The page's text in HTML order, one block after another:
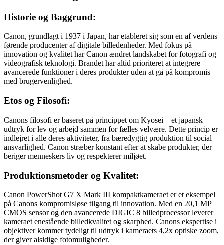
Historie og Baggrund:
Canon, grundlagt i 1937 i Japan, har etableret sig som en af verdens
førende producenter af digitale billedenheder. Med fokus på
innovation og kvalitet har Canon ændret landskabet for fotografi og
videografisk teknologi. Brandet har altid prioriteret at integrere
avancerede funktioner i deres produkter uden at gå på kompromis
med brugervenlighed.
Etos og Filosofi:
Canons filosofi er baseret på princippet om Kyosei – et japansk
udtryk for lev og arbejd sammen for fælles velvære. Dette princip er
indlejret i alle deres aktiviteter, fra bæredygtig produktion til social
ansvarlighed. Canon stræber konstant efter at skabe produkter, der
beriger menneskers liv og respekterer miljøet.
Produktionsmetoder og Kvalitet:
Canon PowerShot G7 X Mark III kompaktkameraet er et eksempel
på Canons kompromisløse tilgang til innovation. Med en 20,1 MP
CMOS sensor og den avancerede DIGIC 8 billedprocessor leverer
kameraet enestående billedkvalitet og skarphed. Canons ekspertise i
objektiver kommer tydeligt til udtryk i kameraets 4,2x optiske zoom,
der giver alsidige fotomuligheder.